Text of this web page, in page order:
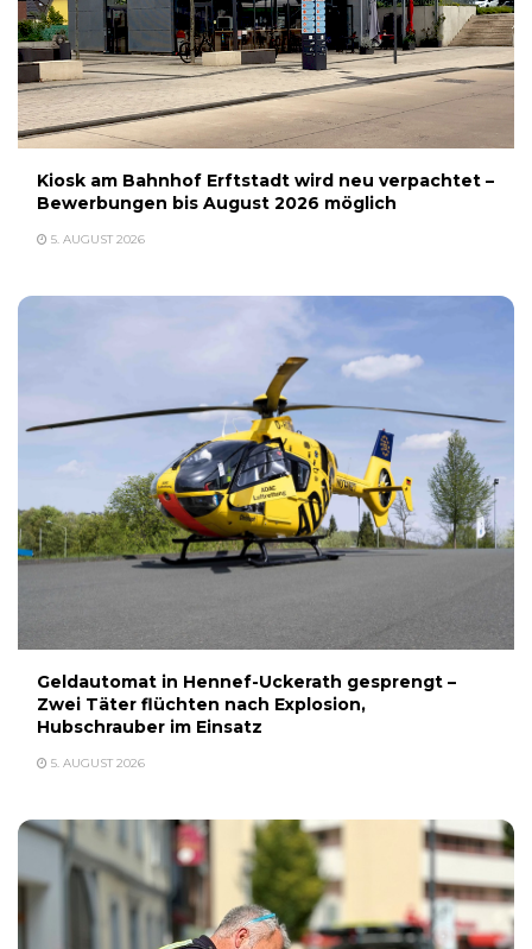
Kiosk am Bahnhof Erftstadt wird neu verpachtet –
Bewerbungen bis August 2026 möglich
5. AUGUST 2026
Geldautomat in Hennef-Uckerath gesprengt –
Zwei Täter flüchten nach Explosion,
Hubschrauber im Einsatz
5. AUGUST 2026